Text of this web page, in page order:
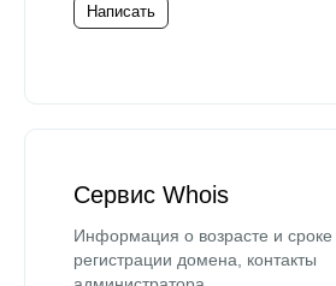
Написать
Сервис Whois
Информация о возрасте и сроке
регистрации домена, контакты